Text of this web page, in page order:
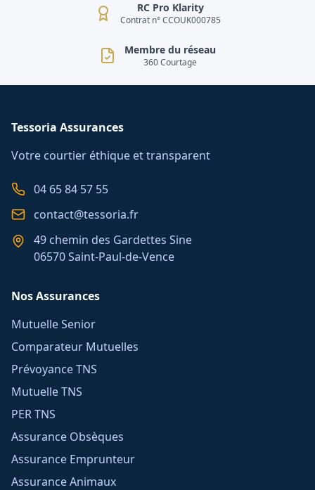
RC Pro Klarity
Contrat n° CCOUK000785
Membre du réseau
360 Courtage
Tessoria Assurances
Votre courtier éthique et transparent
04 65 84 57 55
contact@tessoria.fr
49 chemin des Gardettes Sine
06570 Saint-Paul-de-Vence
Nos Assurances
Mutuelle Senior
Comparateur Mutuelles
Prévoyance TNS
Mutuelle TNS
PER TNS
Assurance Obsèques
Assurance Emprunteur
Assurance Animaux